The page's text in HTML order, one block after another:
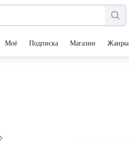
Моё Подписка Магазин Жанры